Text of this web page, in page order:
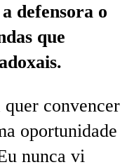
defensora o
que
convencer
oportunidade
nunca vi